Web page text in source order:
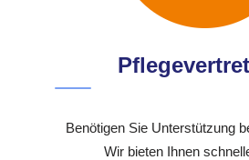
Benötigen Sie Unterstützung
Wir bieten Ihnen